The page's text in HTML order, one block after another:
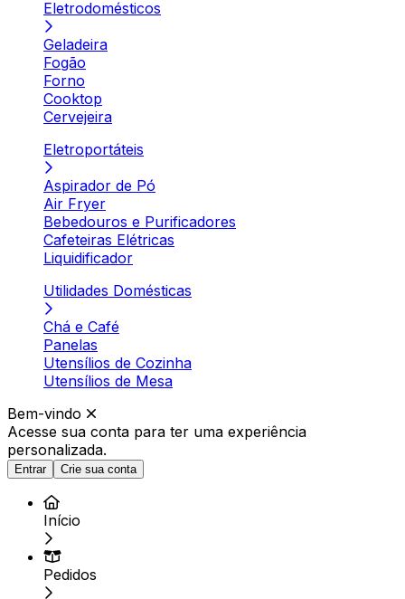
Eletrodomésticos
Geladeira
Fogão
Forno
Cooktop
Cervejeira
Eletroportáteis
Aspirador de Pó
Air Fryer
Bebedouros e Purificadores
Cafeteiras Elétricas
Liquidificador
Utilidades Domésticas
Chá e Café
Panelas
Utensílios de Cozinha
Utensílios de Mesa
Bem-vindo
Acesse sua conta para ter uma experiência
personalizada.
Entrar Crie sua conta
Início
Pedidos